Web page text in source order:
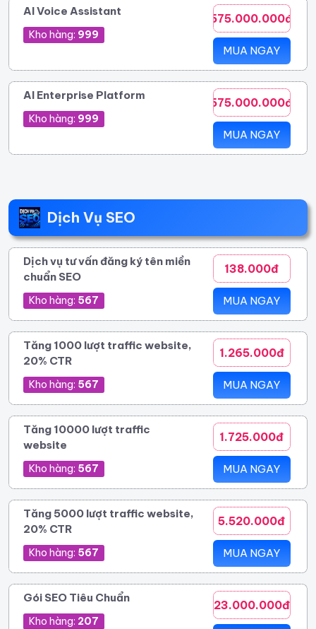
AI Voice Assistant
Kho hàng: 999
575.000.000đ
MUA NGAY
AI Enterprise Platform
Kho hàng: 999
575.000.000đ
MUA NGAY
Dịch Vụ SEO
Dịch vụ tư vấn đăng ký tên miền
chuẩn SEO
Kho hàng: 567
138.000đ
MUA NGAY
Tăng 1000 lượt traffic website,
20% CTR
Kho hàng: 567
1.265.000đ
MUA NGAY
Tăng 10000 lượt traffic
website
Kho hàng: 567
1.725.000đ
MUA NGAY
Tăng 5000 lượt traffic website,
20% CTR
Kho hàng: 567
5.520.000đ
MUA NGAY
Gói SEO Tiêu Chuẩn
Kho hàng: 207
23.000.000đ